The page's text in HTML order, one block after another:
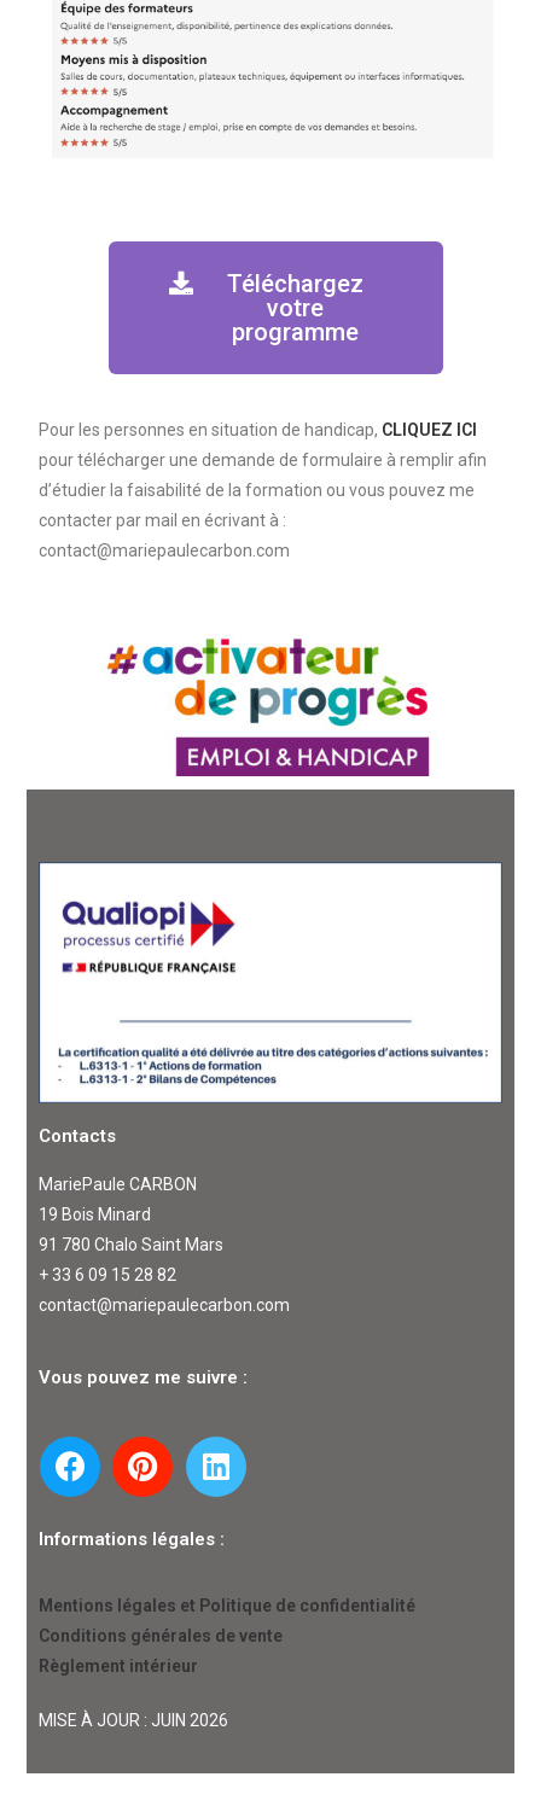
Téléchargez
votre
programme
Pour les personnes en situation de handicap, CLIQUEZ ICI
pour télécharger une demande de formulaire à remplir afin
d’étudier la faisabilité de la formation ou vous pouvez me
contacter par mail en écrivant à :
contact@mariepaulecarbon.com
Contacts
MariePaule CARBON
19 Bois Minard
91 780 Chalo Saint Mars
+ 33 6 09 15 28 82
contact@mariepaulecarbon.com
Vous pouvez me suivre :
Informations légales :
Mentions légales et Politique de confidentialité
Conditions générales de vente
Règlement intérieur
MISE À JOUR : JUIN 2026